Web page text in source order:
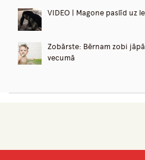
VIDEO | Magone paslīd uz
Zobārste: Bērnam zobi
vecumā